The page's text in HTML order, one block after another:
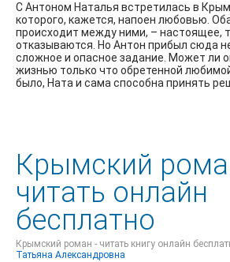
С Антоном Наталья встретилась в
которого, кажется, напоен любовью.
происходит между ними, – настоящее,
отказываются. Но Антон прибыл сюда
сложное и опасное задание. Может ли
жизнью только что обретенной
было, Ната и сама способна принять
Крымский
читать онлайн
бесплатно
Крымский роман - читать книгу онлайн
Татьяна Александровна